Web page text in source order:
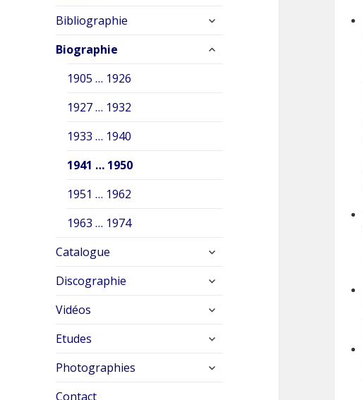
sous-
Bibliographie
ouvrir
sous-
Biographie
ouvrir
1905 … 1926
1927 … 1932
1933 … 1940
1941 … 1950
1951 … 1962
1963 … 1974
Catalogue
ouvrir
sous-
Discographie
ouvrir
sous-
Vidéos
ouvrir
sous-
Etudes
ouvrir
sous-
Photographies
ouvrir
Contact